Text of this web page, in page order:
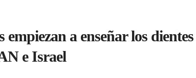
a enseñar los dientes
e Israel